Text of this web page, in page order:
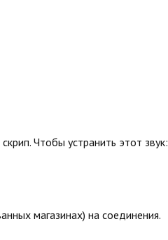
Чтобы устранить этот звук:
магазинах) на соединения.